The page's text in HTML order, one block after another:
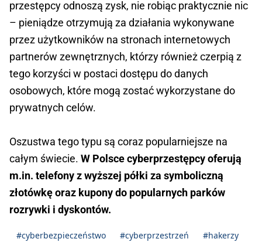
przestępcy odnoszą zysk, nie robiąc praktycznie nic
– pieniądze otrzymują za działania wykonywane
przez użytkowników na stronach internetowych
partnerów zewnętrznych, którzy również czerpią z
tego korzyści w postaci dostępu do danych
osobowych, które mogą zostać wykorzystane do
prywatnych celów.
Oszustwa tego typu są coraz popularniejsze na
całym świecie. W Polsce cyberprzestępcy oferują
m.in. telefony z wyższej półki za symboliczną
złotówkę oraz kupony do popularnych parków
rozrywki i dyskontów.
#cyberbezpieczeństwo #cyberprzestrzeń
#hakerzy